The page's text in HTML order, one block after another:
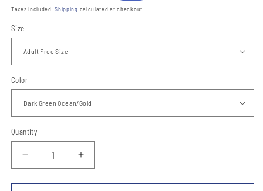
price
price
Taxes included.Shipping calculated at checkout.
Size
Color
Quantity
Quantity
Decrease
quantity
for
Increase
quantity
for